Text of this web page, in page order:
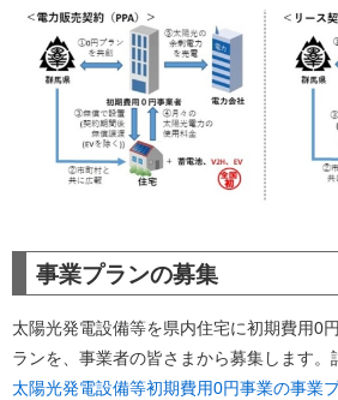
事業プランの募集
太陽光発電設備等を県内住宅に初期費用0
ランを、事業者の皆さまから募集します。
太陽光発電設備等初期費用0円事業の事業